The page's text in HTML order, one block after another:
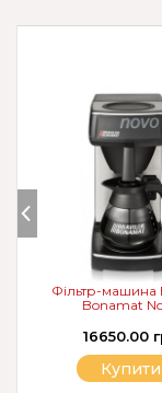
Фільтр-машина
Bonamat
16650.00
Купити